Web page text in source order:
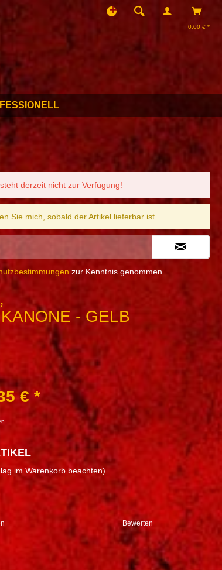
0,00 € *
derzeit nicht zur Verfügung!
Sie mich, sobald der Artikel lieferbar ist.
zur Kenntnis genommen.
- GELB
€ *
im Warenkorb beachten)
Bewerten